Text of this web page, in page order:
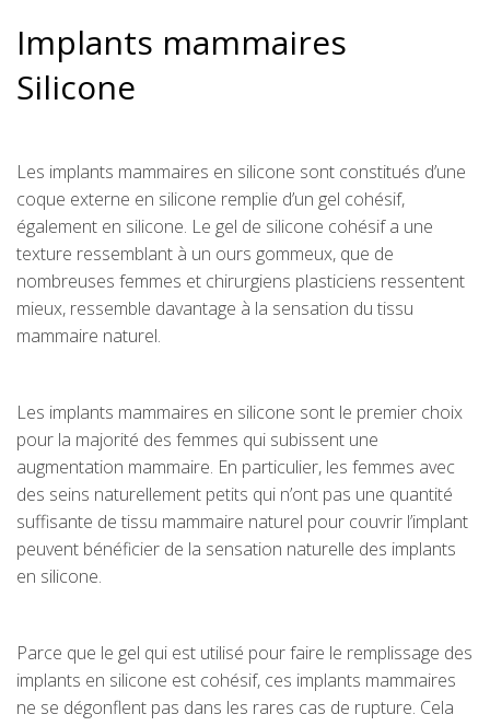
Implants mammaires
Silicone
Les implants mammaires en silicone sont constitués d’une
coque externe en silicone remplie d’un gel cohésif,
également en silicone. Le gel de silicone cohésif a une
texture ressemblant à un ours gommeux, que de
nombreuses femmes et chirurgiens plasticiens ressentent
mieux, ressemble davantage à la sensation du tissu
mammaire naturel.
Les implants mammaires en silicone sont le premier choix
pour la majorité des femmes qui subissent une
augmentation mammaire. En particulier, les femmes avec
des seins naturellement petits qui n’ont pas une quantité
suffisante de tissu mammaire naturel pour couvrir l’implant
peuvent bénéficier de la sensation naturelle des implants
en silicone.
Parce que le gel qui est utilisé pour faire le remplissage des
implants en silicone est cohésif, ces implants mammaires
ne se dégonflent pas dans les rares cas de rupture. Cela